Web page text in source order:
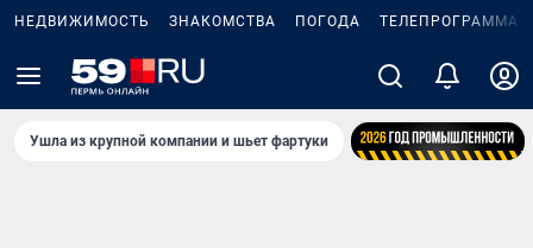
НЕДВИЖИМОСТЬ ЗНАКОМСТВА ПОГОДА ТЕЛЕПРОГРАММА
Ушла из крупной компании и шьет фартуки